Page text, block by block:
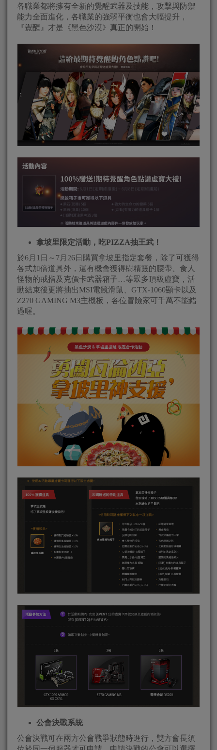
各職業都將擁有全新的覺醒武器及技能，攻擊與防禦
能力全面進化，各職業的強弱平衡也會大幅提升，
『覺醒』才是《黑色沙漠》真正的開始！
拿坡里限定活動，吃PIZZA抽王武！
於6月1日～7月26日購買拿坡里指定套餐，除了可獲得
各式加倍道具外，還有機會獲得樹精靈的腰帶、食人
怪物的戒指及克價卡武器箱子…等眾多頂級虛寶，活
動結束後更將抽出MSI電競滑鼠、GTX-1060顯卡以及
Z270 GAMING M3主機板，各位冒險家可千萬不能錯
過喔。
公會決戰系統
公會決戰可在兩方公會戰爭狀態時進行，雙方會長須